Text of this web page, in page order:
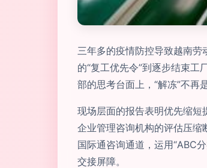
三年多的疫情防控导致越南
的“复工优先令”到逐步结束
部的思考台面上，“解冻”不再
现场层面的报告表明优先缩
企业管理咨询机构的评估压
国际通咨询通道，运用“ABC
交接屏障。